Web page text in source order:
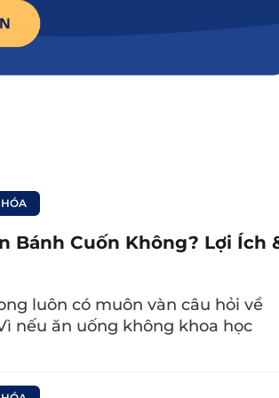
Bánh Cuốn Không? Lợi Ích
luôn có muôn vàn câu hỏi về
nếu ăn uống không khoa học